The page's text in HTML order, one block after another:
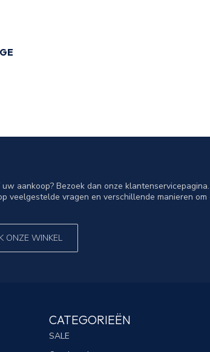
aankoop? Bezoek dan onze
veelgestelde vragen en verschillende manieren
ONZE WINKEL
CATEGORIEËN
SALE